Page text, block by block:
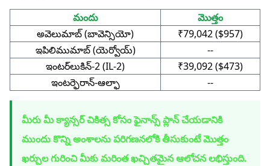
మందు
మొత్తం
అవెలుమాబ్ (బావెన్సియో)
₹79,042 ($957)
ఇపిలిముమాబ్ (యెర్వోయ్)
--
ఇంటర్‌లుకిన్-2 (IL-2)
₹39,092 ($473)
ఇంటర్ఫెరాన్-ఆల్ఫా
--
మీరు మీ క్యాన్సర్ చికిత్స కోసం ఫైనాన్స్ ప్లాన్ చేయడానికి
ముందు కొన్ని అంశాలను పరిగణనలోకి తీసుకుంటే మొత్తం
ఖర్చుల గురించి మీకు మరింత ఖచ్చితమైన ఆలోచన లభిస్తుంది.